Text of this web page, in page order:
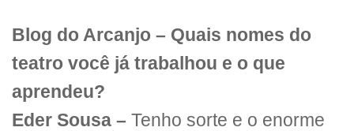
Blog do Arcanjo – Quais nomes do
teatro você já trabalhou e o que
aprendeu?
Eder Sousa – Tenho sorte e o enorme